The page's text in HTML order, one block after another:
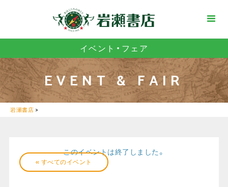
イベント・フェア
EVENT & FAIR
岩瀬書店 >
« すべてのイベント
このイベントは終了しました。